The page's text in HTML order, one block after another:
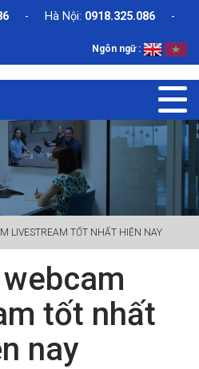
- Hà Nội: 0918.325.086 -
Ngôn ngữ :
LIVESTREAM TỐT NHẤT HIỆN NAY
tốt nhất
nay